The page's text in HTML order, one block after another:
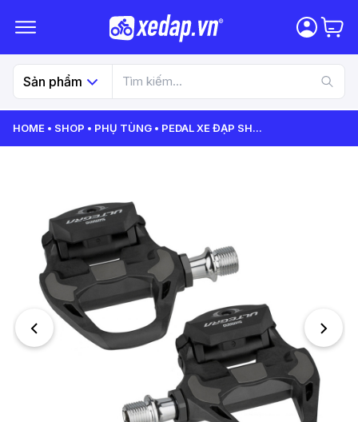
Sản phẩm
HOME SHOP PHỤ TÙNG PEDAL XE ĐẠP SH...